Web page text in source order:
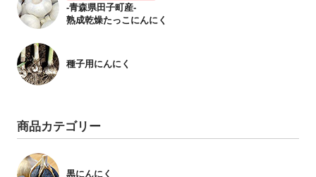
-青森県田子町産-
熟成乾燥たっこにんにく
種子用にんにく
商品カテゴリー
黒にんにく